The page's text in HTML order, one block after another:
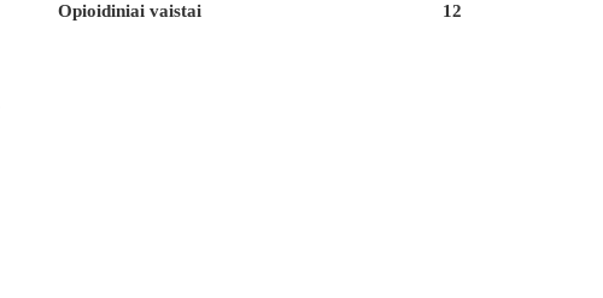
Opioidiniai vaistai 12